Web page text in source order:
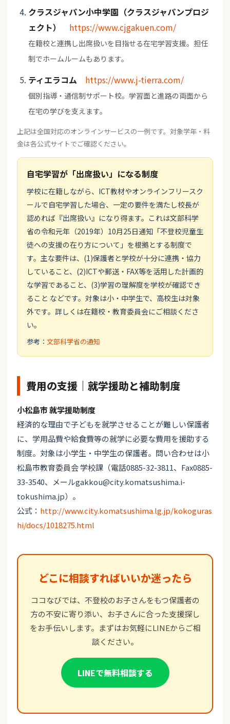
クラスジャパン小中学園（クラスジャパンプロジ
ェクト）
https://www.cjgakuen.com/
在籍校と連携し出席扱いを目指せる在宅学習支援。担任
制でホームルームもあります。
ティエラコム https://www.j-tierra.com/
個別指導・通信制サポート校。学習面と進路の両面から
在宅の学びを支えます。
上記は全国対応のオンラインサービスの一例です。対象学年・料
金は各公式サイトでご確認ください。
自宅学習が「出席扱い」になる制度
学校に在籍しながら、ICT教材やオンラインフリースク
ールで自宅学習した場合、一定の要件を満たし校長が
認めれば『出席扱い』になり得ます。これは文部科学
省の令和元年（2019年）10月25日通知「不登校児童生
徒への支援の在り方について」を根拠とする制度で
す。主な要件は、(1)保護者と学校が十分に連携・協力
していること、(2)ICTや郵送・FAX等を活用した計画的
な学習であること、(3)学習の理解度を学校が確認でき
ること などです。対象は小・中学生で、高校生は対象
外です。詳しくは在籍校・教育委員会にご相談くださ
い。
参考： 文部科学省の通知
費用の支援｜就学援助と補助制度
小松島市 就学援助制度
経済的な理由で子どもを就学させることが難しい保護者
に、学用品費や給食費等の就学に必要な費用を援助する
制度。対象は小学生・中学生の保護者。問い合わせは小
松島市教育委員会 学校課（電話0885-32-3811、Fax0885-
33-3540、メールgakkou@city.komatsushima.i-
tokushima.jp）。
公式： http://www.city.komatsushima.lg.jp/kokoguras
hi/docs/1018275.html
どこに相談すればいいか迷ったら
ココなびでは、不登校のお子さんをもつ保護者の
方の不安に寄り添い、お子さんに合った支援探し
をお手伝いします。まずはお気軽にLINEからご相
談ください。
LINEで無料相談する